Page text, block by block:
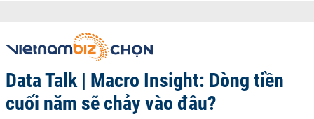
Data Talk | Macro Insight: Dòng tiền
cuối năm sẽ chảy vào đâu?